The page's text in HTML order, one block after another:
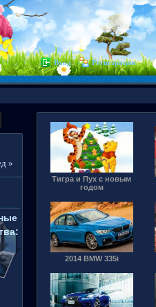
Вход Регистрация
»
Тигра и Пух с новым
годом
2014 BMW 335i